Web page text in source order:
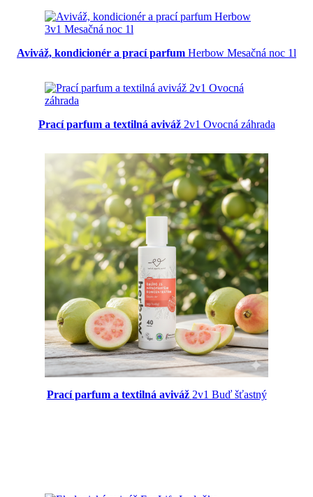
Aviváž, kondicionér a prací parfum Herbow Mesačná noc 1l
Prací parfum a textilná aviváž2v1 Ovocná záhrada
Prací parfum a textilná aviváž 2v1 Buď šťastný